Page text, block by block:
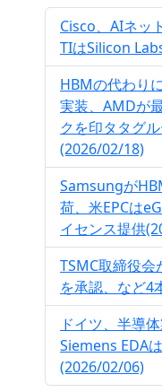
Cisco、AIネッ
TIはSilicon
HBMの代わり
実装、AMDが
クを印タタグ
(2026/02/18)
Samsungが
荷、米EPCは
イセンス提供
TSMC取締役
を承認、など4
ドイツ、半導
Siemens EDA
(2026/02/06)